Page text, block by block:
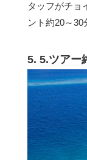
タッフがチョ
ント約20～
5. 5.ツアー